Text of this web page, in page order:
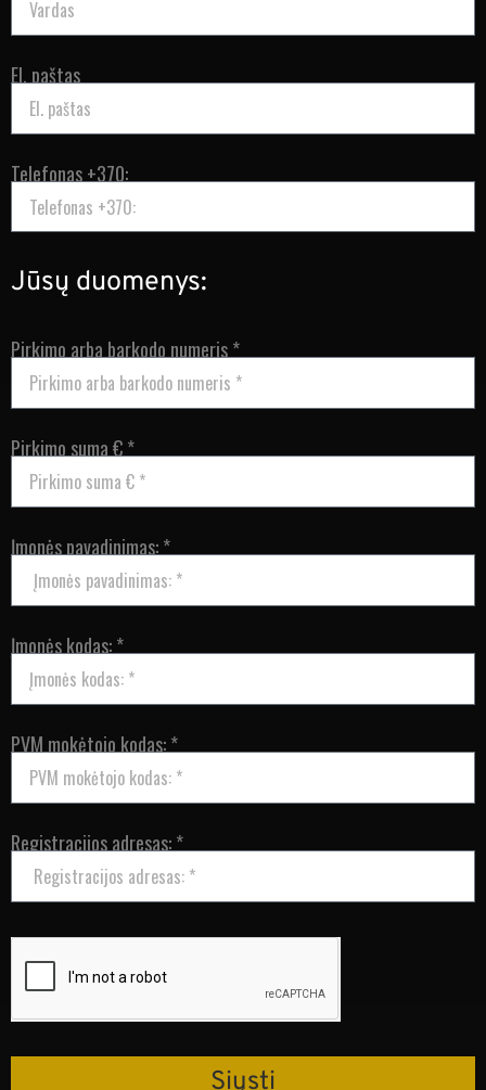
El. paštas
Telefonas +370:
Jūsų duomenys:
Pirkimo arba barkodo numeris *
Pirkimo suma € *
Įmonės pavadinimas: *
Įmonės kodas: *
PVM mokėtojo kodas: *
Registracijos adresas: *
Siųsti